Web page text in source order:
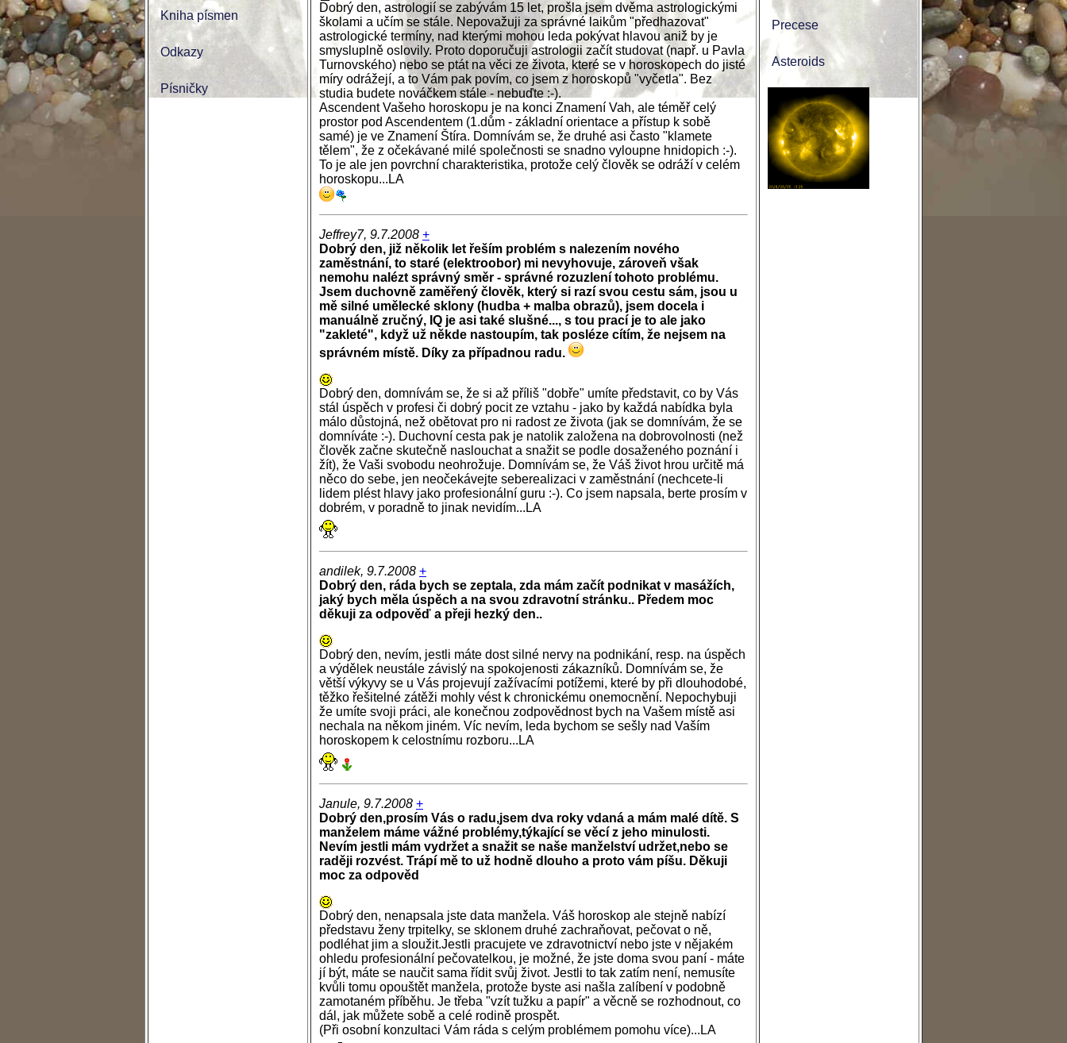
Kniha písmen
Odkazy
Písničky
Dobrý den, astrologií se zabývám 15 let, prošla jsem dvěma astrologickými
školami a učím se stále. Nepovažuji za správné laikům "předhazovat"
astrologické termíny, nad kterými mohou leda pokývat hlavou aniž by je
smysluplně oslovily. Proto doporučuji astrologii začít studovat (např. u Pavla
Turnovského) nebo se ptát na věci ze života, které se v horoskopech do jisté
míry odrážejí, a to Vám pak povím, co jsem z horoskopů "vyčetla". Bez
studia budete nováčkem stále - nebuďte :-).
Ascendent Vašeho horoskopu je na konci Znamení Vah, ale téměř celý
prostor pod Ascendentem (1.dům - základní orientace a přístup k sobě
samé) je ve Znamení Štíra. Domnívám se, že druhé asi často "klamete
tělem", že z očekávané milé společnosti se snadno vyloupne hnidopich :-).
To je ale jen povrchní charakteristika, protože celý člověk se odráží v celém
horoskopu...LA
Jeffrey7, 9.7.2008 +
Dobrý den, již několik let řeším problém s nalezením nového
zaměstnání, to staré (elektroobor) mi nevyhovuje, zároveň však
nemohu nalézt správný směr - správné rozuzlení tohoto problému.
Jsem duchovně zaměřený člověk, který si razí svou cestu sám, jsou u
mě silné umělecké sklony (hudba + malba obrazů), jsem docela i
manuálně zručný, IQ je asi také slušné..., s tou prací je to ale jako
"zakleté", když už někde nastoupím, tak posléze cítím, že nejsem na
správném místě. Díky za případnou radu.
Dobrý den, domnívám se, že si až příliš "dobře" umíte představit, co by Vás
stál úspěch v profesi či dobrý pocit ze vztahu - jako by každá nabídka byla
málo důstojná, než obětovat pro ni radost ze života (jak se domnívám, že se
domníváte :-). Duchovní cesta pak je natolik založena na dobrovolnosti (než
člověk začne skutečně naslouchat a snažit se podle dosaženého poznání i
žít), že Vaši svobodu neohrožuje. Domnívám se, že Váš život hrou určitě má
něco do sebe, jen neočekávejte seberealizaci v zaměstnání (nechcete-li
lidem plést hlavy jako profesionální guru :-). Co jsem napsala, berte prosím v
dobrém, v poradně to jinak nevidím...LA
andilek, 9.7.2008 +
Dobrý den, ráda bych se zeptala, zda mám začít podnikat v masážích,
jaký bych měla úspěch a na svou zdravotní stránku.. Předem moc
děkuji za odpověď a přeji hezký den..
Dobrý den, nevím, jestli máte dost silné nervy na podnikání, resp. na úspěch
a výdělek neustále závislý na spokojenosti zákazníků. Domnívám se, že
větší výkyvy se u Vás projevují zažívacími potížemi, které by při dlouhodobé,
těžko řešitelné zátěži mohly vést k chronickému onemocnění. Nepochybuji
že umíte svoji práci, ale konečnou zodpovědnost bych na Vašem místě asi
nechala na někom jiném. Víc nevím, leda bychom se sešly nad Vaším
horoskopem k celostnímu rozboru...LA
Janule, 9.7.2008 +
Dobrý den,prosím Vás o radu,jsem dva roky vdaná a mám malé dítě. S
manželem máme vážné problémy,týkající se věcí z jeho minulosti.
Nevím jestli mám vydržet a snažit se naše manželství udržet,nebo se
raději rozvést. Trápí mě to už hodně dlouho a proto vám píšu. Děkuji
moc za odpověd
Dobrý den, nenapsala jste data manžela. Váš horoskop ale stejně nabízí
představu ženy trpitelky, se sklonem druhé zachraňovat, pečovat o ně,
podléhat jim a sloužit.Jestli pracujete ve zdravotnictví nebo jste v nějakém
ohledu profesionální pečovatelkou, je možné, že jste doma svou paní - máte
jí být, máte se naučit sama řídit svůj život. Jestli to tak zatím není, nemusíte
kvůli tomu opouštět manžela, protože byste asi našla zalíbení v podobně
zamotaném příběhu. Je třeba "vzít tužku a papír" a věcně se rozhodnout, co
dál, jak můžete sobě a celé rodině prospět.
(Při osobní konzultaci Vám ráda s celým problémem pomohu více)...LA
Precese
Asteroids